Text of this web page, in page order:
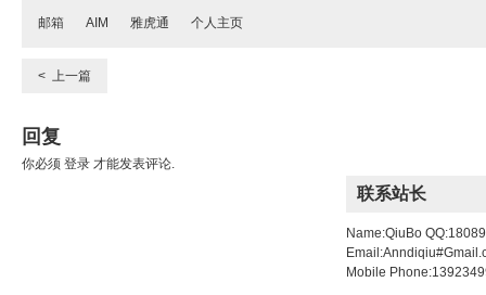
邮箱 AIM 雅虎通 个人主页
< 上一篇
回复
你必须 登录 才能发表评论.
联系站长
Name:QiuBo
Mobile